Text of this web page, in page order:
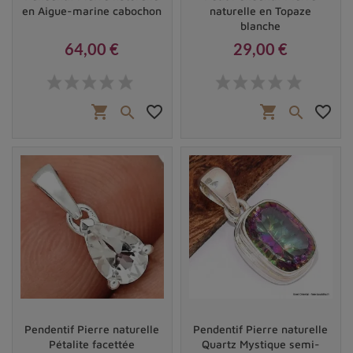
en Aigue-marine cabochon
64,00 €
shopping_cart  favorite_border
naturelle en Topaze
blanche
29,00 €
shopping_cart  favorite_border
Pendentif Pierre naturelle
Pétalite facettée
Pendentif Pierre naturelle
Quartz Mystique semi-